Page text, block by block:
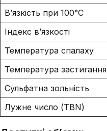
В’язкість при 100°C
Індекс в’язкості
Температура спалаху
Температура застигання
Сульфатна зольність
Лужне число (TBN)